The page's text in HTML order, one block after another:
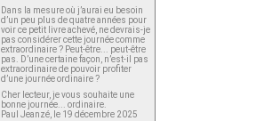
Dans la mesure où j’aurai eu besoin
d’un peu plus de quatre années pour
voir ce petit livre achevé, ne devrais-je
pas considérer cette journée comme
extraordinaire ? Peut-être... peut-être
pas. D’une certaine façon, n’est-il pas
extraordinaire de pouvoir profiter
d’une journée ordinaire ?
Cher lecteur, je vous souhaite une
bonne journée... ordinaire.
Paul Jeanzé, le 19 décembre 2025